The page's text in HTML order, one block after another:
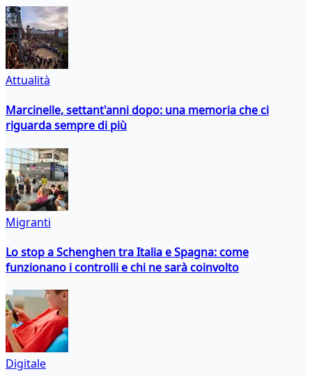
Attualità
Marcinelle, settant'anni dopo: una memoria che ci
riguarda sempre di più
Migranti
Lo stop a Schenghen tra Italia e Spagna: come
funzionano i controlli e chi ne sarà coinvolto
Digitale